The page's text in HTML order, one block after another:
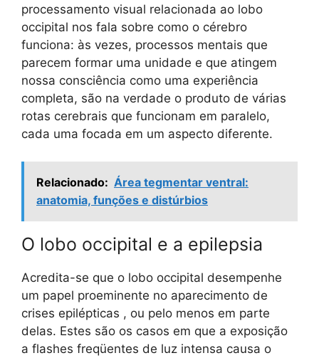
processamento visual relacionada ao lobo
occipital nos fala sobre como o cérebro
funciona: às vezes, processos mentais que
parecem formar uma unidade e que atingem
nossa consciência como uma experiência
completa, são na verdade o produto de várias
rotas cerebrais que funcionam em paralelo,
cada uma focada em um aspecto diferente.
Relacionado: Área tegmentar ventral:
anatomia, funções e distúrbios
O lobo occipital e a epilepsia
Acredita-se que o lobo occipital desempenhe
um papel proeminente no aparecimento de
crises epilépticas , ou pelo menos em parte
delas. Estes são os casos em que a exposição
a flashes freqüentes de luz intensa causa o